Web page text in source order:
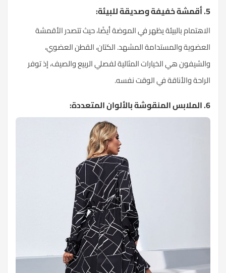
5. أقمشة خفيفة وصديقة للبيئة:
الاهتمام بالبيئة يظهر في الموضة أيضًا، حيث تتصدر الأقمشة
العضوية والمستدامة المشهد. الكتان، القطن العضوي،
والشيفون هي الخيارات المثالية لفصلي الربيع والصيف، إذ توفر
الراحة والأناقة في الوقت نفسه.
6. الملابس المنقوشة بالألوان المتعددة: